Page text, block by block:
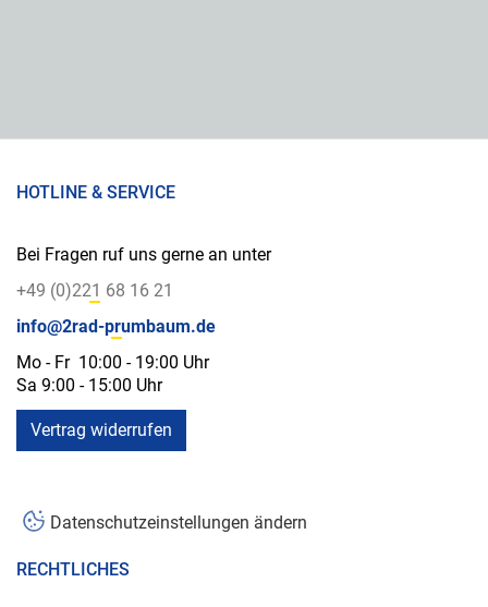
HOTLINE & SERVICE
Bei Fragen ruf uns gerne an unter
+49 (0)221 68 16 21
info@2rad-prumbaum.de
Mo - Fr 10:00 - 19:00 Uhr
Sa 9:00 - 15:00 Uhr
Vertrag widerrufen
Datenschutzeinstellungen ändern
RECHTLICHES